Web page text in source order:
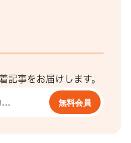
記事をお届けします。
無料会員